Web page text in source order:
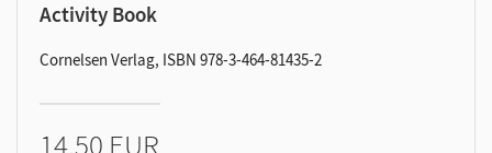
Activity Book
Cornelsen Verlag, ISBN 978-3-464-81435-2
14,50 EUR